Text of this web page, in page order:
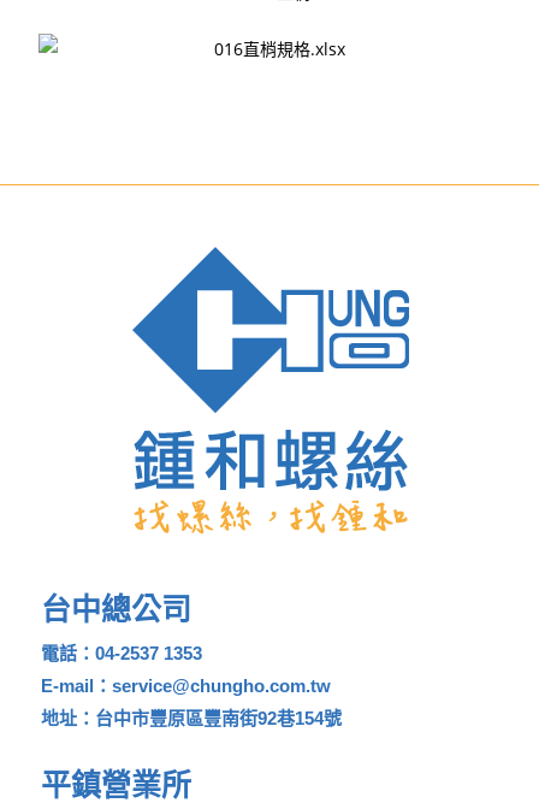
台中總公司
電話：04-2537 1353
E-mail：service@chungho.com.tw
地址：台中市豐原區豐南街92巷154號
平鎮營業所